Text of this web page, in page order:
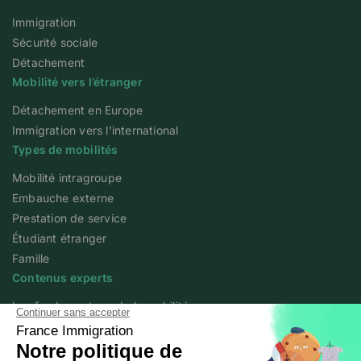
Immigration
Sécurité sociale
Détachement
Mobilité vers l’étranger
Détachement en Europe
Immigration vers l’international
Types de mobilités
Mobilité intragroupe
Embauche externe
Prestation de service
Étudiant étranger
Famille
Contenus experts
Les fondamentaux de la mobilité
Articles experts
Flash info